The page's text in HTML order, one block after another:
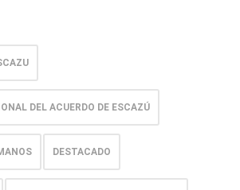
DEL ACUERDO DE ESCAZÚ
DESTACADO